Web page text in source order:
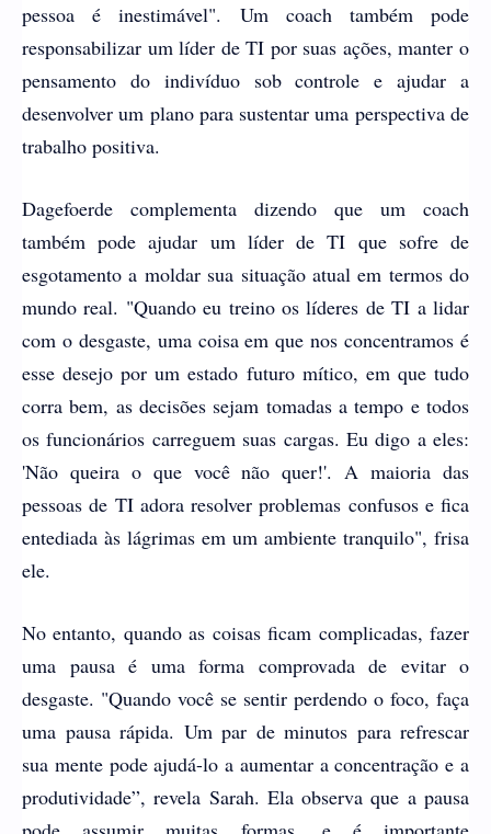
pessoa é inestimável". Um coach também pode
responsabilizar um líder de TI por suas ações, manter o
pensamento do indivíduo sob controle e ajudar a
desenvolver um plano para sustentar uma perspectiva de
trabalho positiva.
Dagefoerde complementa dizendo que um coach
também pode ajudar um líder de TI que sofre de
esgotamento a moldar sua situação atual em termos do
mundo real. "Quando eu treino os líderes de TI a lidar
com o desgaste, uma coisa em que nos concentramos é
esse desejo por um estado futuro mítico, em que tudo
corra bem, as decisões sejam tomadas a tempo e todos
os funcionários carreguem suas cargas. Eu digo a eles:
'Não queira o que você não quer!'. A maioria das
pessoas de TI adora resolver problemas confusos e fica
entediada às lágrimas em um ambiente tranquilo", frisa
ele.
No entanto, quando as coisas ficam complicadas, fazer
uma pausa é uma forma comprovada de evitar o
desgaste. "Quando você se sentir perdendo o foco, faça
uma pausa rápida. Um par de minutos para refrescar
sua mente pode ajudá-lo a aumentar a concentração e a
produtividade”, revela Sarah. Ela observa que a pausa